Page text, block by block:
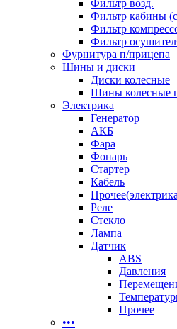
Фильтр возд.
Фильтр кабины
Фильтр
Фильтр
Фурнитура п/прицепа
Шины и диски
Диски колесные
Шины колесные
Электрика
Генератор
АКБ
Фара
Фонарь
Стартер
Кабель
Реле
Стекло
Лампа
Датчик
ABS
Давления
Прочее
•••